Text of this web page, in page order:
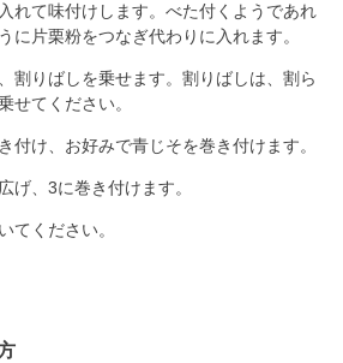
れて味付けします。べた付くようであれ
に片栗粉をつなぎ代わりに入れます。
割りばしを乗せます。割りばしは、割ら
せてください。
付け、お好みで青じそを巻き付けます。
げ、3に巻き付けます。
てください。